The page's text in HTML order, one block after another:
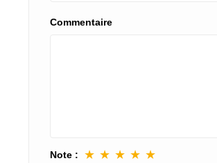
Commentaire
Note : ★ ★ ★ ★ ★